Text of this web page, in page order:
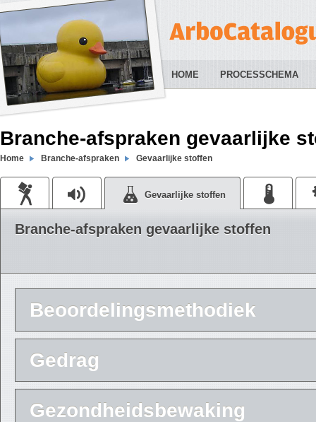
HOME PROCESSCHEMA
Branche-afspraken gevaarlijke
Home Branche-afspraken Gevaarlijke stoffen
Gevaarlijke stoffen
Branche-afspraken gevaarlijke stoffen
Beoordelingsmethodiek
Gedrag
Gezondheidsbewaking